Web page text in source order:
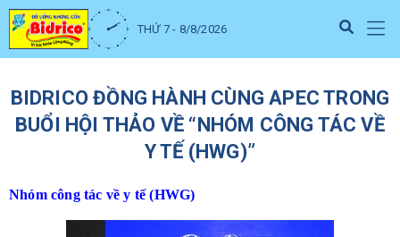
THỨ 7 - 8/8/2026
BIDRICO ĐỒNG HÀNH CÙNG APEC TRONG
BUỔI HỘI THẢO VỀ “NHÓM CÔNG TÁC VỀ
Y TẾ (HWG)”
Nhóm công tác về y tế (HWG)